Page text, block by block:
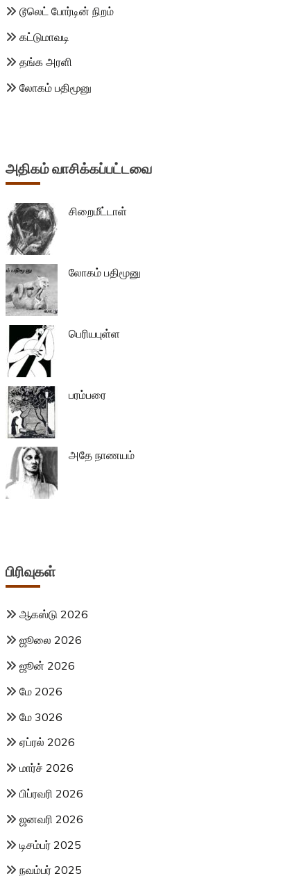
டூலெட் போர்டின் நிறம்
கட்டுமாவடி
தங்க அரளி
லோகம் பதிமூனு
அதிகம் வாசிக்கப்பட்டவை
சிறைமீட்டாள்
லோகம் பதிமூனு
பெரியபுள்ள
பரம்பரை
அதே நாணயம்
பிரிவுகள்
ஆகஸ்டு 2026
ஜூலை 2026
ஜூன் 2026
மே 2026
மே 3026
ஏப்ரல் 2026
மார்ச் 2026
பிப்ரவரி 2026
ஜனவரி 2026
டிசம்பர் 2025
நவம்பர் 2025